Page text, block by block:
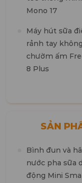
Mono 17
Máy hút sữa
rảnh tay
chườm ấm
8 Plus
SẢN
Bình đun và
nước pha sữa
động Mini